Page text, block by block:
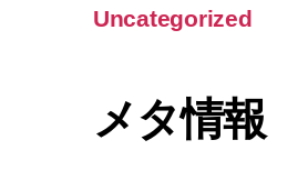
Uncategorized
メタ情報